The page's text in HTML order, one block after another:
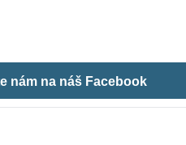
nám na náš Facebook